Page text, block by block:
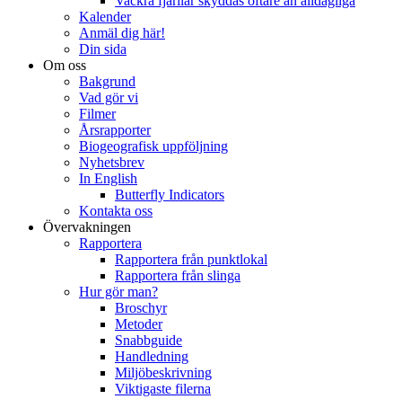
Kalender
Anmäl dig här!
Din sida
Om oss
Bakgrund
Vad gör vi
Filmer
Årsrapporter
Biogeografisk uppföljning
Nyhetsbrev
In English
Butterfly Indicators
Kontakta oss
Övervakningen
Rapportera
Rapportera från punktlokal
Rapportera från slinga
Hur gör man?
Broschyr
Metoder
Snabbguide
Handledning
Miljöbeskrivning
Viktigaste filerna